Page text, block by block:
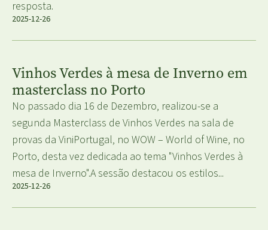
resposta.
2025-12-26
Vinhos Verdes à mesa de Inverno em
masterclass no Porto
No passado dia 16 de Dezembro, realizou-se a
segunda Masterclass de Vinhos Verdes na sala de
provas da ViniPortugal, no WOW – World of Wine, no
Porto, desta vez dedicada ao tema "Vinhos Verdes à
mesa de Inverno".A sessão destacou os estilos...
2025-12-26